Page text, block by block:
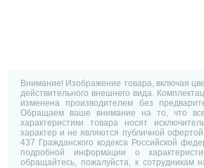
Внимание! Изображение товара, включая
действительного внешнего вида.
изменена производителем без
Обращаем ваше внимание на то, что
характеристики товара носят
характер и не являются публичной
437 Гражданского кодекса Российской
подробной информации о
обращайтесь, пожалуйста, к сотрудникам